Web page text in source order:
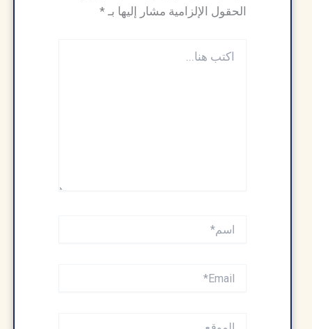
الحقول الإلزامية مشار إليها بـ*